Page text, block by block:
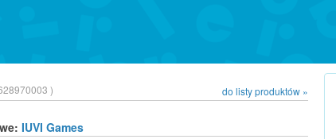
) do listy produktów »
IUVI Games